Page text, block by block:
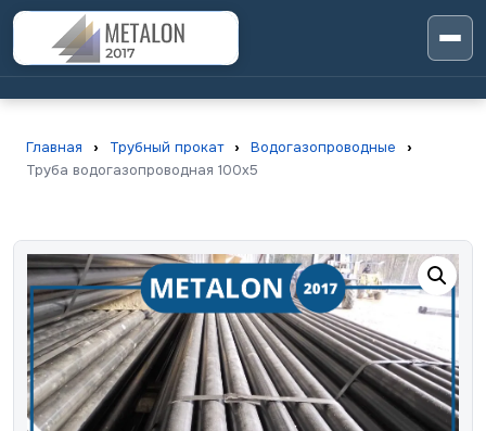
Главная › Трубный прокат › Водогазопроводные
›
Труба водогазопроводная 100х5